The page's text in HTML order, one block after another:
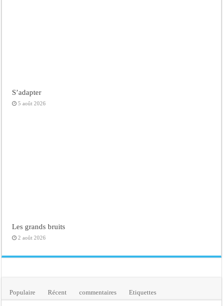
S’adapter
5 août 2026
Les grands bruits
2 août 2026
Populaire Récent commentaires Etiquettes